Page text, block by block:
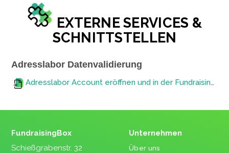
EXTERNE SERVICES &
SCHNITTSTELLEN
Adresslabor Datenvalidierung
Adresslabor Account eröffnen und in der FundraisingBox konfigurieren
FundraisingBox
Schießgrabenstr. 32
Unternehmen
Über uns